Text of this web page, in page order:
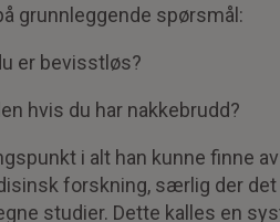
grunnleggende spørsmål:
er bevisstløs?
hvis du har nakkebrudd?
i alt han kunne finne
forskning, særlig der
studier. Dette kalles en